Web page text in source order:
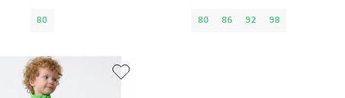
80 80 86 92 98